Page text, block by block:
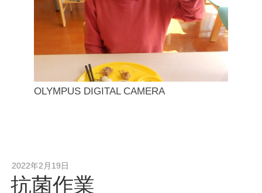
OLYMPUS DIGITAL CAMERA
2022年2月19日
抗菌作業